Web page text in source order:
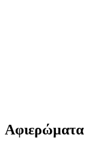
Αφιερώματα